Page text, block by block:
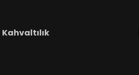
Kahvaltılık